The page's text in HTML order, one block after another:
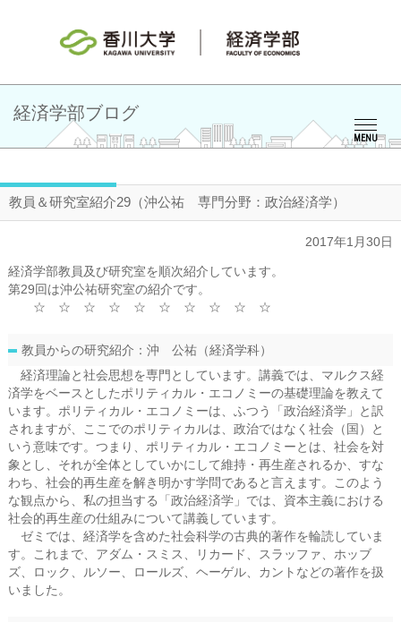
MENU
経済学部ブログ
教員＆研究室紹介29（沖公祐 専門分野：政治経済学）
2017年1月30日
経済学部教員及び研究室を順次紹介しています。
第29回は沖公祐研究室の紹介です。
☆ ☆ ☆ ☆ ☆ ☆ ☆ ☆ ☆ ☆
教員からの研究紹介：沖 公祐（経済学科）
経済理論と社会思想を専門としています。講義では、マルクス経
済学をベースとしたポリティカル・エコノミーの基礎理論を教えて
います。ポリティカル・エコノミーは、ふつう「政治経済学」と訳
されますが、ここでのポリティカルは、政治ではなく社会（国）と
いう意味です。つまり、ポリティカル・エコノミーとは、社会を対
象とし、それが全体としていかにして維持・再生産されるか、すな
わち、社会的再生産を解き明かす学問であると言えます。このよう
な観点から、私の担当する「政治経済学」では、資本主義における
社会的再生産の仕組みについて講義しています。
ゼミでは、経済学を含めた社会科学の古典的著作を輪読していま
す。これまで、アダム・スミス、リカード、スラッファ、ホッブ
ズ、ロック、ルソー、ロールズ、ヘーゲル、カントなどの著作を扱
いました。